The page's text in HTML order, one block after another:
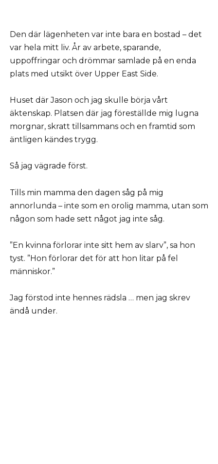
Den där lägenheten var inte bara en bostad – det
var hela mitt liv. År av arbete, sparande,
uppoffringar och drömmar samlade på en enda
plats med utsikt över Upper East Side.
Huset där Jason och jag skulle börja vårt
äktenskap. Platsen där jag föreställde mig lugna
morgnar, skratt tillsammans och en framtid som
äntligen kändes trygg.
Så jag vägrade först.
Tills min mamma den dagen såg på mig
annorlunda – inte som en orolig mamma, utan som
någon som hade sett något jag inte såg.
”En kvinna förlorar inte sitt hem av slarv”, sa hon
tyst. ”Hon förlorar det för att hon litar på fel
människor.”
Jag förstod inte hennes rädsla … men jag skrev
ändå under.